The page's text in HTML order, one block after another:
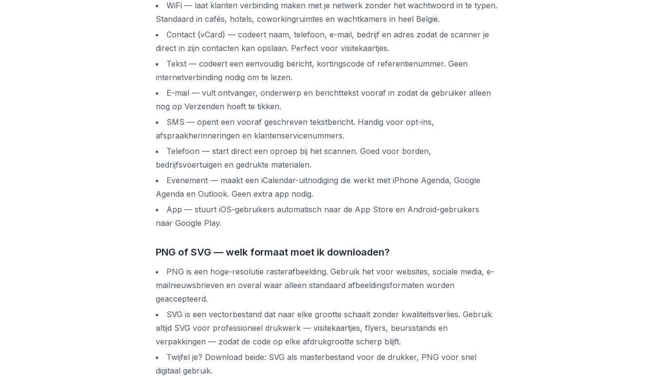
WiFi — laat klanten verbinding maken met je netwerk zonder het wachtwoord in te typen.
Standaard in cafés, hotels, coworkingruimtes en wachtkamers in heel België.
Contact (vCard) — codeert naam, telefoon, e-mail, bedrijf en adres zodat de scanner je
direct in zijn contacten kan opslaan. Perfect voor visitekaartjes.
Tekst — codeert een eenvoudig bericht, kortingscode of referentienummer. Geen
internetverbinding nodig om te lezen.
E-mail — vult ontvanger, onderwerp en berichttekst vooraf in zodat de gebruiker alleen
nog op Verzenden hoeft te tikken.
SMS — opent een vooraf geschreven tekstbericht. Handig voor opt-ins,
afspraakherinneringen en klantenservicenummers.
Telefoon — start direct een oproep bij het scannen. Goed voor borden,
bedrijfsvoertuigen en gedrukte materialen.
Evenement — maakt een iCalendar-uitnodiging die werkt met iPhone Agenda, Google
Agenda en Outlook. Geen extra app nodig.
App — stuurt iOS-gebruikers automatisch naar de App Store en Android-gebruikers
naar Google Play.
PNG of SVG — welk formaat moet ik downloaden?
PNG is een hoge-resolutie rasterafbeelding. Gebruik het voor websites, sociale media, e-
mailnieuwsbrieven en overal waar alleen standaard afbeeldingsformaten worden
geaccepteerd.
SVG is een vectorbestand dat naar elke grootte schaalt zonder kwaliteitsverlies. Gebruik
altijd SVG voor professioneel drukwerk — visitekaartjes, flyers, beursstands en
verpakkingen — zodat de code op elke afdrukgrootte scherp blijft.
Twijfel je? Download beide: SVG als masterbestand voor de drukker, PNG voor snel
digitaal gebruik.